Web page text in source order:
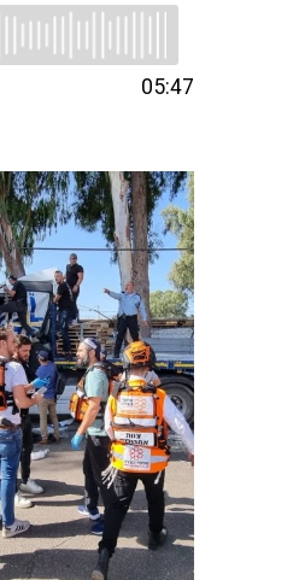
05:47